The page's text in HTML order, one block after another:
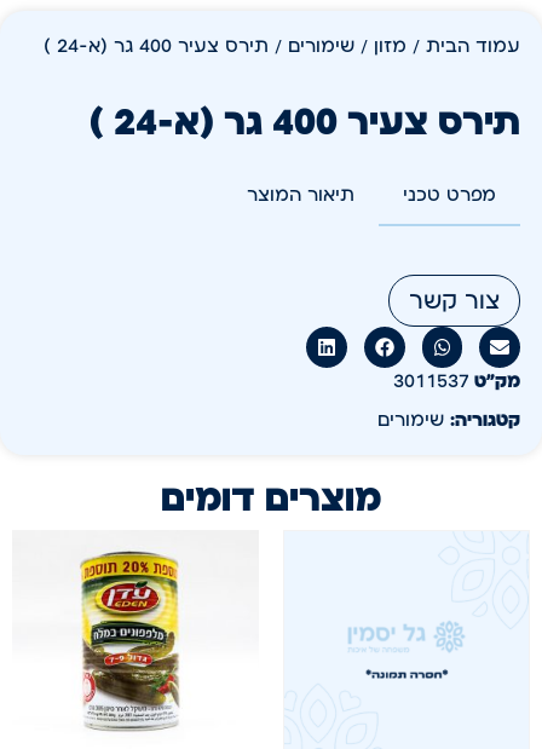
עמוד הבית / מזון / שימורים / תירס צעיר 400 גר (א-24 )
תירס צעיר 400 גר (א-24 )
מפרט טכני תיאור המוצר
צור קשר
מק״ט 3011537
קטגוריה: שימורים
מוצרים דומים